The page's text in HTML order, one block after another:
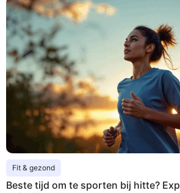
Fit & gezond
Beste tijd om te sporten bij hitte?